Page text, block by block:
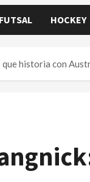
FUTSAL HOCKEY
que historia con